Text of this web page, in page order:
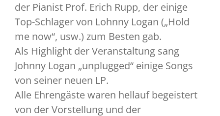
der Pianist Prof. Erich Rupp, der einige
Top-Schlager von Lohnny Logan („Hold
me now“, usw.) zum Besten gab.
Als Highlight der Veranstaltung sang
Johnny Logan „unplugged“ einige Songs
von seiner neuen LP.
Alle Ehrengäste waren hellauf begeistert
von der Vorstellung und der